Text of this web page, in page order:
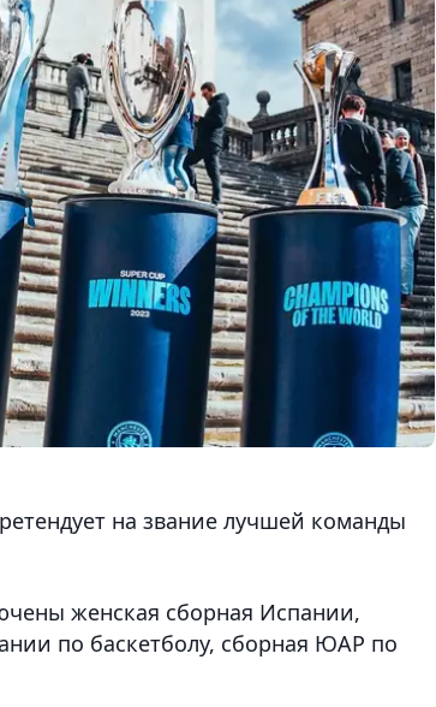
на звание лучшей команды
женская сборная Испании,
по баскетболу, сборная ЮАР по